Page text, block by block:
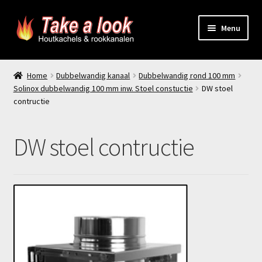
Ga
door
Ga
naar
Menu
Home
Prijsindicatie rookkanaal
Contact
Producten
Home Dubbelwandig kanaal
Dubbelwandig rond 100 mm
Solinox dubbelwandig 100 mm inw. Stoel constuctie
DW stoel
contructie
DW stoel contructie